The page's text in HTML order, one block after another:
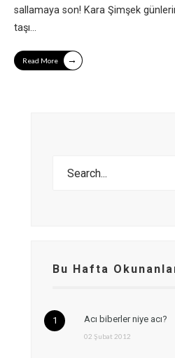
sallamaya son! Kara Şimşek
taşı...
Read More →
Bu Hafta
Acı biberler niye acı?
02 Şubat 2012